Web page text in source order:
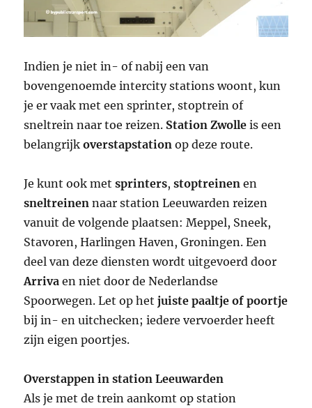
Indien je niet in- of nabij een van
bovengenoemde intercity stations woont, kun
je er vaak met een sprinter, stoptrein of
sneltrein naar toe reizen. Station Zwolle is een
belangrijkoverstapstation op deze route.
Je kunt ook metsprinters,stoptreinen en
sneltreinen naar station Leeuwarden reizen
vanuit de volgende plaatsen: Meppel, Sneek,
Stavoren, Harlingen Haven, Groningen. Een
deel van deze diensten wordt uitgevoerd door
Arriva en niet door de Nederlandse
Spoorwegen. Let op hetjuiste paaltje of poortje
bij in- en uitchecken; iedere vervoerder heeft
zijn eigen poortjes.
Overstappen in station Leeuwarden
Als je met de trein aankomt op station